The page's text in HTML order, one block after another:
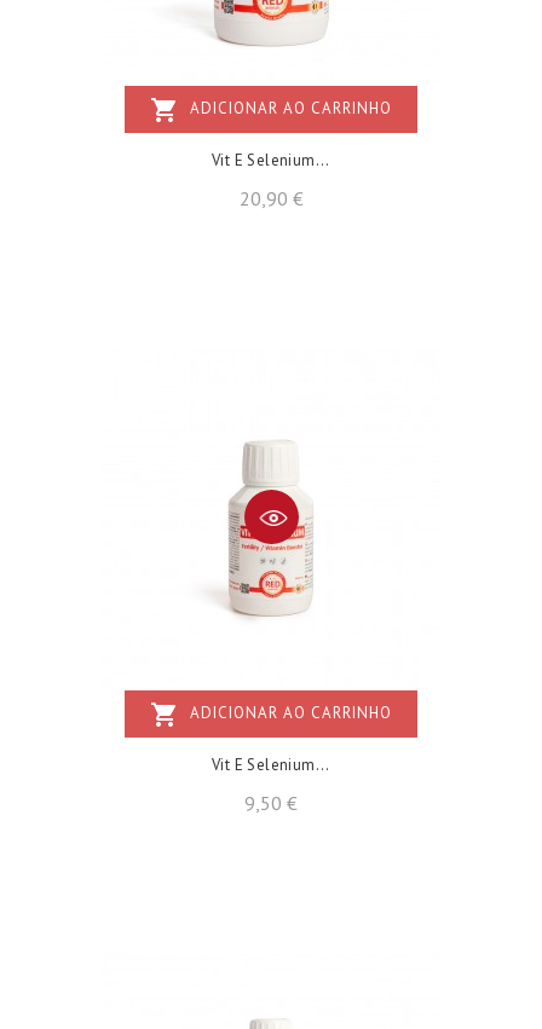
shopping_cart ADICIONAR AO CARRINHO
Vit E Selenium...
20,90 €Preço
shopping_cart ADICIONAR AO CARRINHO
Vit E Selenium...
9,50 €